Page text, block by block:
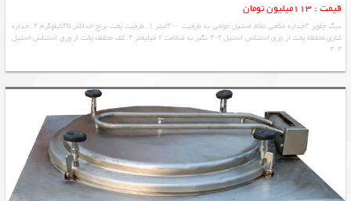
قیمت : 113میلیون تومان
دیگ چلوپز ۳جداره مکعبی تمام استیل جوشی به ظرفیت ۳۰۰لیتر ۱. ظرفیت پخت برنج حداکثر ۳۵کیلوگرم ۲. جداره
کناری محفظه پخت از ورق استنلس استیل ۳۰۴ نگیر به ضخامت ۲ میلیمتر ۳. کف محفظه پخت از ورق استنلس استیل
۳۰۴